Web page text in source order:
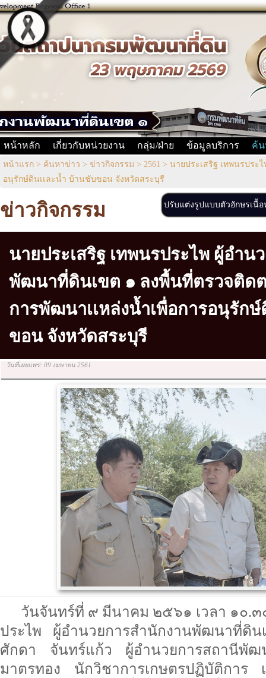
หน้าหลัก เกี่ยวกับหน่วยงาน กลุ่ม/ฝ่าย ข้อมูลบริการ ค้น
หน้าแรก > ค้นหาข่าว > ข่าวกิจกรรม > 2561 > นายประเสริฐ เทพนรประ
อนุรักษ์ดินเเละน้ำ บ้านชับขอน จังหวัดสระบุรี
ข่าวกิจกรรม
นายประเสริฐ เทพนรประไพ ผู้อำน
พัฒนาที่ดินเขต ๑ ลงพื้นที่ตรวจติด
การพัฒนาเเหล่งน้ำเพื่อการอนุรัก
ขอน จังหวัดสระบุรี
วันที่เผยแพร่: 09 เมษายน 2561
วันจันทร์ที่ ๙ มีนาคม ๒๕๖๑ เวลา ๑๐.๓
ประไพ ผู้อำนวยการสำนักงานพัฒนาที่
ศักดา จันทร์แก้ว ผู้อำนวยการสถานีพัฒ
มาตรทอง นักวิชาการเกษตรปฏิบัติการ เ
ปรับแต่งรูปแบบตัวอักษรเ